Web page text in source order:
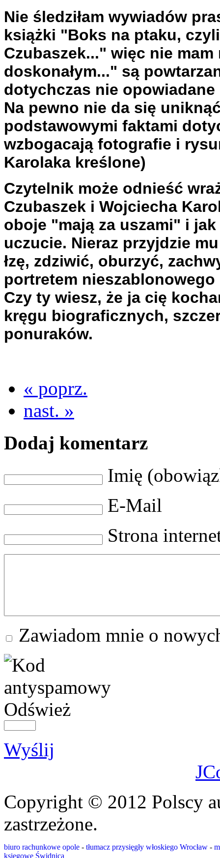
Nie śledziłam wywiadów
książki "Boks na ptaku,
Czubaszek..." więc nie
doskonałym..." są
dotychczas nie
Na pewno nie da się
podstawowymi faktami
wzbogacają fotografie i
Karolaka kreślone)
Czytelnik może odnieść
Czubaszek i Wojciecha
oboje "mają za uszami" i
uczucie. Nieraz przyjdzie
łzę, zdziwić, oburzyć,
portretem nieszablonowego
Czy ty wiesz, że ja cię
kręgu biograficznych,
ponuraków.
« poprz.
nast. »
Dodaj komentarz
Imię
E-Mail
Strona
Zawiadom mnie o
Odśwież
Wyślij
Copyright © 2012 Polscy
zastrzeżone.
biuro rachunkowe opole - tłumacz przysięgły włoskiego Wrocław -
księgowe Świdnica